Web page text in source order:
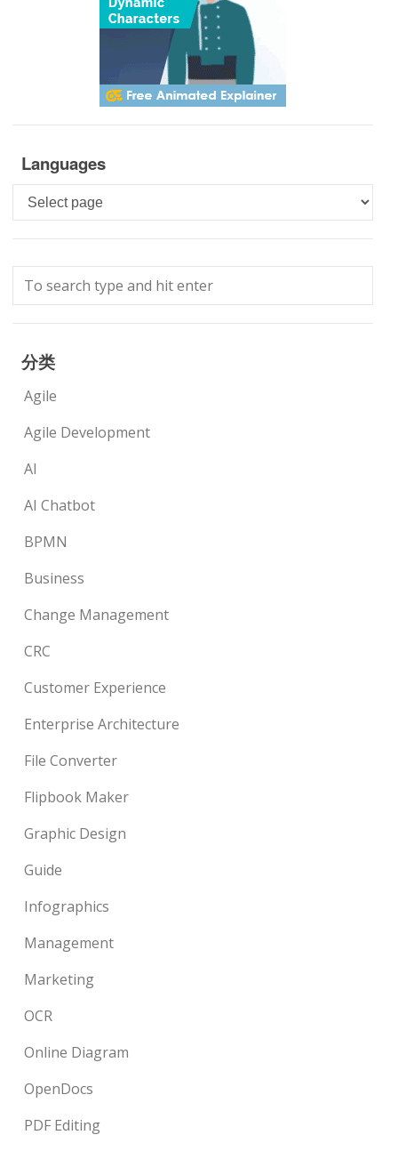
Languages
Languages
分类
Agile
Agile Development
AI
AI Chatbot
BPMN
Business
Change Management
CRC
Customer Experience
Enterprise Architecture
File Converter
Flipbook Maker
Graphic Design
Guide
Infographics
Management
Marketing
OCR
Online Diagram
OpenDocs
PDF Editing